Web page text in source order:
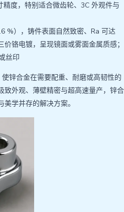
度，特别适合微齿轮、3C 外观件与
%），铸件表面自然致密、Ra 可达
铬电镀，呈现镜面或雾面金属质感；
丝印
锌合金在需要配重、耐磨或高韧性的
致外观、薄壁精密与超高速量产，锌合
学并存的解决方案。